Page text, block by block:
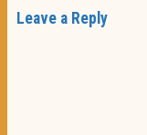
Leave a Reply